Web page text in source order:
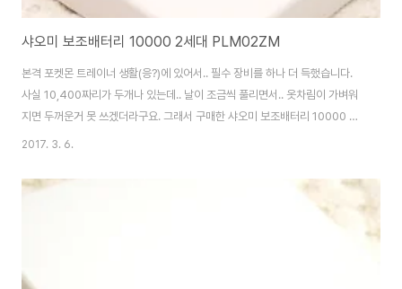
샤오미 보조배터리 10000 2세대 PLM02ZM
본격 포켓몬 트레이너 생활(응?)에 있어서.. 필수 장비를 하나 더 득했습니다.
사실 10,400짜리가 두개나 있는데.. 날이 조금씩 풀리면서.. 옷차림이 가벼워
지면 두꺼운거 못 쓰겠더라구요. 그래서 구매한 샤오미 보조배터리 10000 2
세대 신형입니다. 모델명은 PLM02ZM. USB 3.0이 아닌 마이크로 5핀 모델
버/네이비 전 이미 햄이가 쓰고 있는 5,000짜리가 실버라.. 네이비로 선택했습
니다. 색은 괜찮네요. ^^ 1세대 모델인 10,400짜리와 비교하면 어마어마하죠.
마이크로 5핀으로 충전이 가능한 모델입니다. 기존 신형은 USB3.0이라 조금
2017. 3. 6.